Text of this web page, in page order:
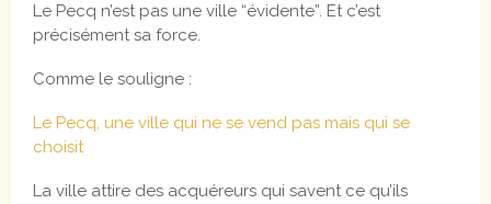
Le Pecq n’est pas une ville “évidente”. Et c’est
précisément sa force.
Comme le souligne :
Le Pecq, une ville qui ne se vend pas mais qui se
choisit
La ville attire des acquéreurs qui savent ce qu’ils